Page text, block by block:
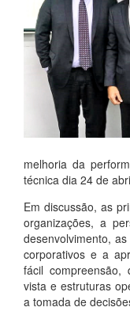
melhoria da
técnica dia 24 de
Em discussão, as
organizações, a
desenvolvimento,
corporativos e a
fácil compreensão,
vista e estruturas
a tomada de